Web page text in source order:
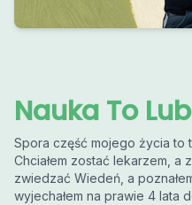
Nauka To
Spora część mojego życia to
Chciałem zostać lekarzem, a
zwiedzać Wiedeń, a
wyjechałem na prawie 4 lata